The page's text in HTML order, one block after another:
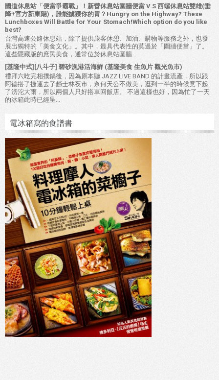
國道休息站「便當爭霸戰」！新營休息站圍牆便當 V.S 西螺休息站雙雄(垂
降+官方新東陽)，誰能擄獲你的胃？Hungry on the Highway? These
Lunchboxes Will Battle for Your Stomach!Which option do you like
best?
台灣高速公路休息站，除了提供旅客休憩、加油、購物等服務之外，也發
展出獨特的「美食文化」。其中，最具代表性的莫過於「圍牆便當」了。
這些隱藏版的庶民美食，通常位於休息站圍牆...
[基隆中式][八斗子] 碧砂漁港活海鮮 (基隆美食 生魚片 觀光魚市)
禮拜六吃完相撲鍋後，因為原本聽 JAZZ LIVE BAND 的計畫流產，所以跟
阿德搭了捷運去了趟士林夜市，奈何天公不做美，逛到一半的時候竟下起
了滂沱大雨，所以兩個人只好搭車回飯店。 不過這樣也好，因為忙了一天
的冰箱此時已經呈...
電冰箱寫的食譜書